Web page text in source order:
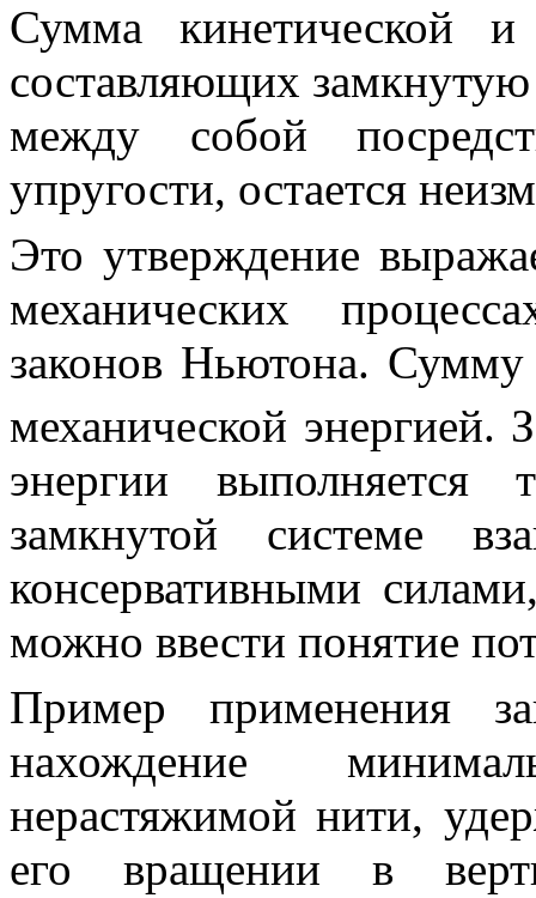
Сумма кинетической и
составляющих
между собой
упругости, остается
Это утверждение
механических
законов Ньютона.
механической энергией.
энергии выполняется
замкнутой системе
консервативными
можно ввести понятие
Пример применения
нахождение
нерастяжимой нити,
его вращении в